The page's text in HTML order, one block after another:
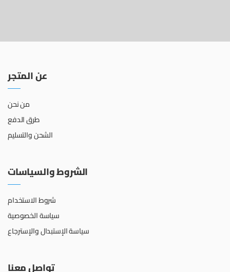
عن المتجر
من نحن
طرق الدفع
الشحن والتسليم
الشروط والسياسات
شروط الاستخدام
سياسة الخصوصية
سياسة الإستبدال والإسترجاع
تواصل معنا